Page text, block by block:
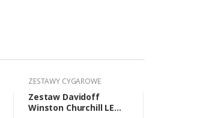
ZESTAWY CYGAROWE
Zestaw Davidoff
Winston Churchill LE